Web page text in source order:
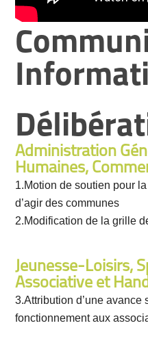
Communications -
Administration
Humaines,
1.Motion de soutien pour
d’agir des communes
2.Modification de la grille
Jeunesse-Loisirs,
Associative et
3.Attribution d’une avance
fonctionnement aux